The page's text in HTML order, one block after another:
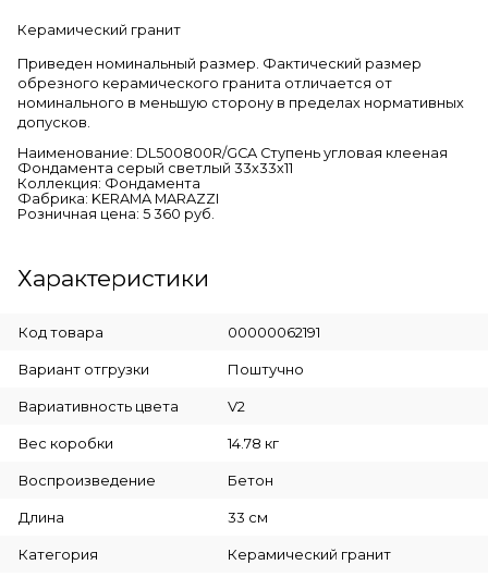
Керамический гранит
Приведен номинальный размер. Фактический размер
обрезного керамического гранита отличается от
номинального в меньшую сторону в пределах нормативных
допусков.
Наименование: DL500800R/GCA Ступень угловая клееная
Фондамента серый светлый 33х33х11
Коллекция: Фондамента
Фабрика: KERAMA MARAZZI
Розничная цена: 5 360 руб.
Характеристики
Код товара 00000062191
Вариант отгрузки Поштучно
Вариативность цвета V2
Вес коробки 14.78 кг
Воспроизведение Бетон
Длина 33 см
Категория Керамический гранит